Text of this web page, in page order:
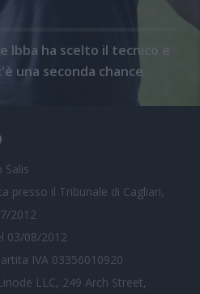
Ibba ha scelto il tecnico e
una seconda chance
Salis
presso il Tribunale di Cagliari,
2012
03/08/2012
IVA 03356010920
LLC, 249 Arch Street,